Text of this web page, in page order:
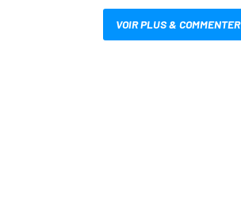
VOIR PLUS & COMMENTER